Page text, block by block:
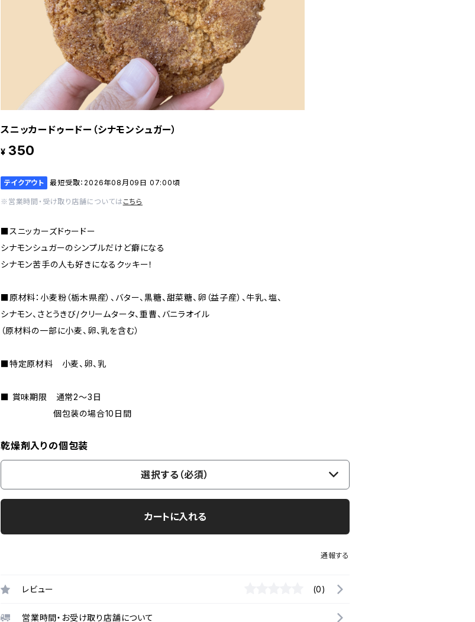
スニッカードゥードー（シナモンシュガー）
¥ 350
テイクアウト 最短受取：2026年08月09日 07:00頃
※営業時間・受け取り店舗については こちら
■スニッカーズドゥードー
シナモンシュガーのシンプルだけど癖になる
シナモン苦手の人も好きになるクッキー！
■原材料：小麦粉（栃木県産）、バター、黒糖、甜菜糖、卵（益子産）、牛乳、塩、
シナモン、さとうきび/クリームタータ、重曹、バニラオイル
（原材料の一部に小麦、卵、乳を含む）
■特定原材料 小麦、卵、乳
■ 賞味期限 通常2〜3日
個包装の場合10日間
乾燥剤入りの個包装
選択する（必須）
カートに入れる
通報する
レビュー (0)
営業時間・お受け取り店舗について